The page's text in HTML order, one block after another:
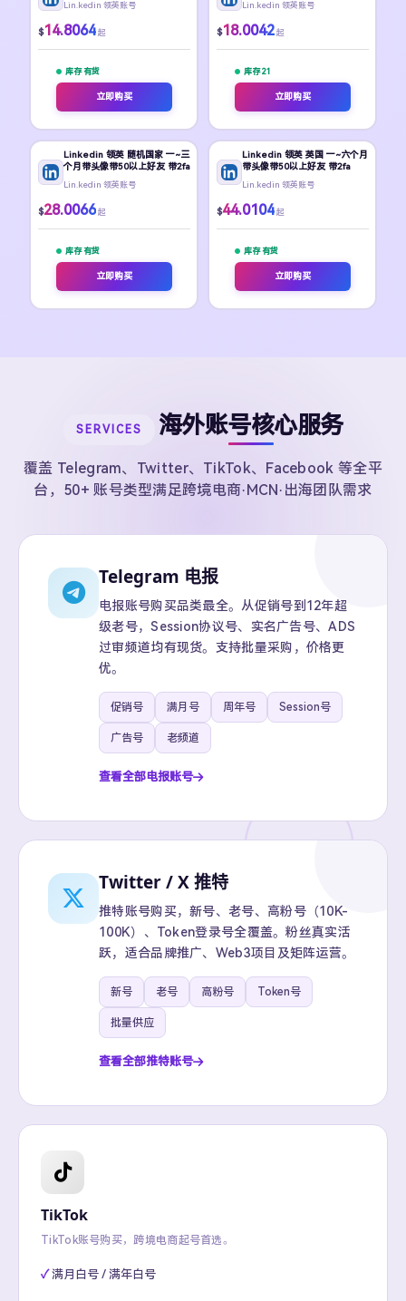
Lin.kedin 领英账号
$14.8064 起
库存 有货
立即购买
Lin.kedin 领英账号
$18.0042 起
库存 21
立即购买
Linkedin 领英 随机国家 一~三
个月带头像带50以上好友 带2fa
Lin.kedin 领英账号
$28.0066 起
库存 有货
立即购买
Linkedin 领英 英国 一~六个月
带头像带50以上好友 带2fa
Lin.kedin 领英账号
$44.0104 起
库存 有货
立即购买
SERVICES 海外账号核心服务
覆盖 Telegram、Twitter、TikTok、Facebook 等全平
台，50+ 账号类型满足跨境电商·MCN·出海团队需求
Telegram 电报
电报账号购买品类最全。从促销号到12年超
级老号，Session协议号、实名广告号、ADS
过审频道均有现货。支持批量采购，价格更
优。
促销号 满月号 周年号 Session号
广告号 老频道
查看全部电报账号
Twitter / X 推特
推特账号购买，新号、老号、高粉号（10K-
100K）、Token登录号全覆盖。粉丝真实活
跃，适合品牌推广、Web3项目及矩阵运营。
新号 老号 高粉号 Token号
批量供应
查看全部推特账号
TikTok
TikTok账号购买，跨境电商起号首选。
满月白号 / 满年白号